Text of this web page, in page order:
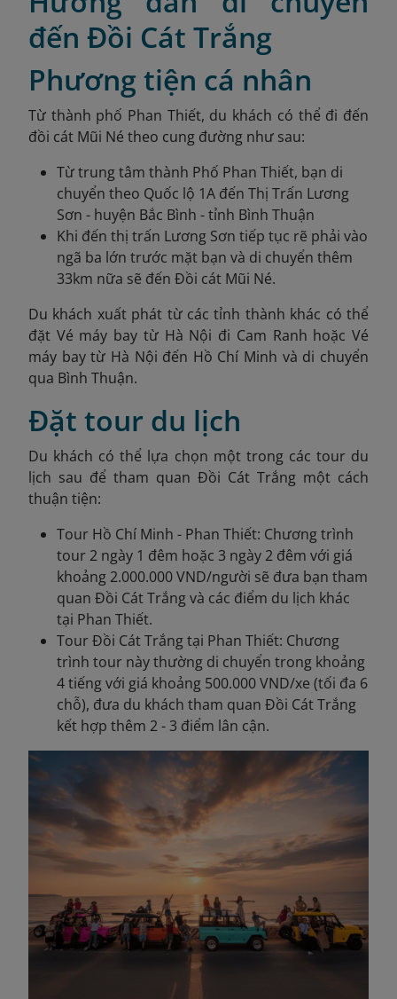
đến Đồi Cát Trắng
Phương tiện cá nhân
Từ thành phố Phan Thiết, du khách có thể đi đến
đồi cát Mũi Né theo cung đường như sau:
Từ trung tâm thành Phố Phan Thiết, bạn di
chuyển theo Quốc lộ 1A đến Thị Trấn Lương
Sơn - huyện Bắc Bình - tỉnh Bình Thuận
Khi đến thị trấn Lương Sơn tiếp tục rẽ phải vào
ngã ba lớn trước mặt bạn và di chuyển thêm
33km nữa sẽ đến Đồi cát Mũi Né.
Du khách xuất phát từ các tỉnh thành khác có thể
đặt Vé máy bay từ Hà Nội đi Cam Ranh hoặc Vé
máy bay từ Hà Nội đến Hồ Chí Minh và di chuyển
qua Bình Thuận.
Đặt tour du lịch
Du khách có thể lựa chọn một trong các tour du
lịch sau để tham quan Đồi Cát Trắng một cách
thuận tiện:
Tour Hồ Chí Minh - Phan Thiết: Chương trình
tour 2 ngày 1 đêm hoặc 3 ngày 2 đêm với giá
khoảng 2.000.000 VND/người sẽ đưa bạn tham
quan Đồi Cát Trắng và các điểm du lịch khác
tại Phan Thiết.
Tour Đồi Cát Trắng tại Phan Thiết: Chương
trình tour này thường di chuyển trong khoảng
4 tiếng với giá khoảng 500.000 VND/xe (tối đa 6
chỗ), đưa du khách tham quan Đồi Cát Trắng
kết hợp thêm 2 - 3 điểm lân cận.